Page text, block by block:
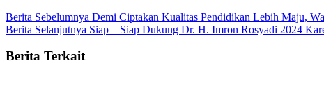
Berita Sebelumnya Demi Ciptakan Kualitas Pendidikan Lebih Maju,
Berita Selanjutnya Siap – Siap Dukung Dr. H. Imron Rosyadi 2024
Berita Terkait